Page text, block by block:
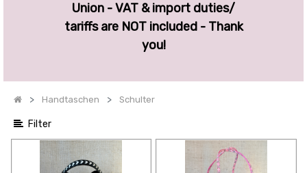
Union - VAT & import duties/
tariffs are NOT included - Thank
you!
Handtaschen Schulter
Filter